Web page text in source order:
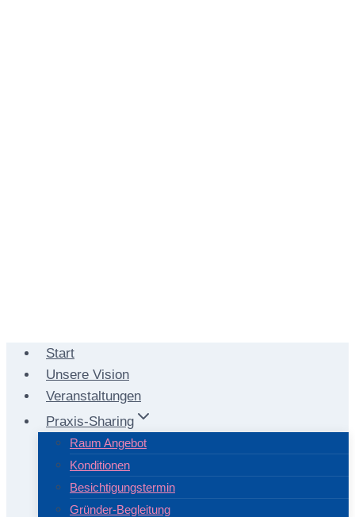
Start
Unsere Vision
Veranstaltungen
Praxis-Sharing
Raum Angebot
Konditionen
Besichtigungstermin
Gründer-Begleitung